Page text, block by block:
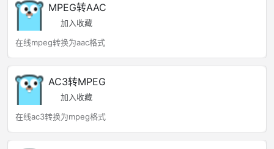
MPEG转AAC
加入收藏
在线mpeg转换为aac格式
AC3转MPEG
加入收藏
在线ac3转换为mpeg格式